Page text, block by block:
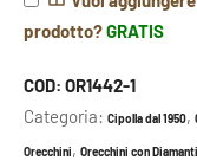
prodotto?GRATIS
COD: OR1442-1
Categoria: Cipolla dal 1950,
Orecchini, Orecchini con Diamanti